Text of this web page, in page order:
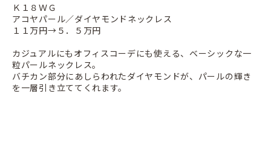
Ｋ１８ＷＧ
アコヤパール／ダイヤモンドネックレス
１１万円→５．５万円
カジュアルにもオフィスコーデにも使える、ベーシックな一
粒パールネックレス。
バチカン部分にあしらわれたダイヤモンドが、パールの輝き
を一層引き立ててくれます。